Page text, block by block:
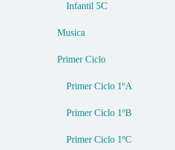
Infantil 5C
Musica
Primer Ciclo
Primer Ciclo 1ºA
Primer Ciclo 1ºB
Primer Ciclo 1ºC